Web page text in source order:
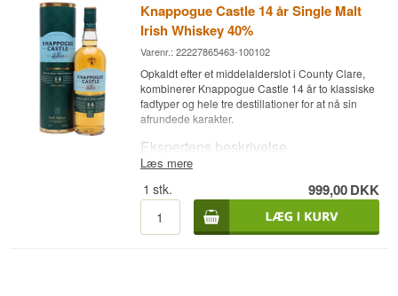
Knappogue Castle 14 år Single Malt
Irish Whiskey 40%
Varenr.: 22227865463-100102
Opkaldt efter et middelalderslot i County Clare,
kombinerer Knappogue Castle 14 år to klassiske
fadtyper og hele tre destillationer for at nå sin
afrundede karakter.
Ekspertens beskrivelse
Whiskey lagret på brugte bourbon- og
sherryfade, aftappet ved 40 %.
Whiskeyen er destilleret tre gange, en metode
Læs mere
1 stk. 999,00DKK